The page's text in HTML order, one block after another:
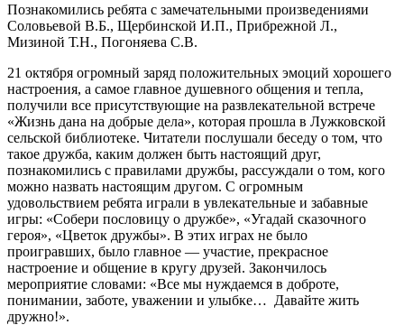
Познакомились ребята с замечательными произведениями
Соловьевой В.Б., Щербинской И.П., Прибрежной Л.,
Мизиной Т.Н., Погоняева С.В.
21 октября огромный заряд положительных эмоций хорошего
настроения, а самое главное душевного общения и тепла,
получили все присутствующие на развлекательной встрече
«Жизнь дана на добрые дела», которая прошла в Лужковской
сельской библиотеке. Читатели послушали беседу о том, что
такое дружба, каким должен быть настоящий друг,
познакомились с правилами дружбы, рассуждали о том, кого
можно назвать настоящим другом. С огромным
удовольствием ребята играли в увлекательные и забавные
игры: «Собери пословицу о дружбе», «Угадай сказочного
героя», «Цветок дружбы». В этих играх не было
проигравших, было главное — участие, прекрасное
настроение и общение в кругу друзей. Закончилось
мероприятие словами: «Все мы нуждаемся в доброте,
понимании, заботе, уважении и улыбке… Давайте жить
дружно!».